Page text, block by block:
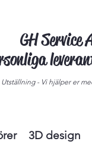
GH
- Vi hjälper er
3D design